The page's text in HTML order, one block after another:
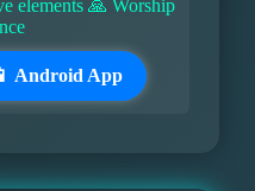
elements 🙏 Worship
Android App